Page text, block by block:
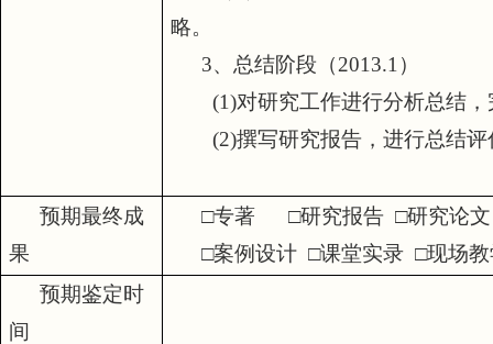
略。
3、总结阶段（2013.1 ）
(1)对研究工作进行分析总结
(2)撰写研究报告，进行总结评
预期最终成
果
□专著 □研究报告 □研究论文
□案例设计 □课堂实录 □现场
预期鉴定时
间